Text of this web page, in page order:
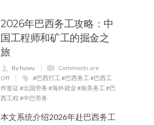
2026年巴西务工攻略：中
国工程师和矿工的掘金之
旅
By huwu
Comments are
Off
#巴西打工 #巴西务工 #巴西工
作签证 #出国劳务 #海外就业 #南美务工 #巴
西工程 #中巴劳务
本文系统介绍2026年赴巴西务工